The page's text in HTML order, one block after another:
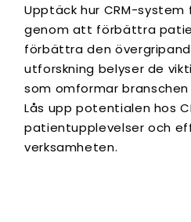
Upptäck hur CRM-
genom att förbättra
förbättra den
utforskning belyser de
som omformar
Lås upp potentialen hos
patientupplevelser och
verksamheten.